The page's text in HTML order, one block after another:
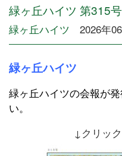
緑ヶ丘ハイツ 第315号
緑ヶ丘ハイツ 2026年
緑ヶ丘ハイツ
緑ヶ丘ハイツの会報が
い。
↓クリッ